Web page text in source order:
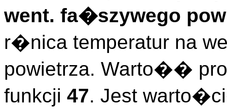
went. fa�szywego
r�nica temperatur na
powietrza. Warto��
funkcji 47. Jest